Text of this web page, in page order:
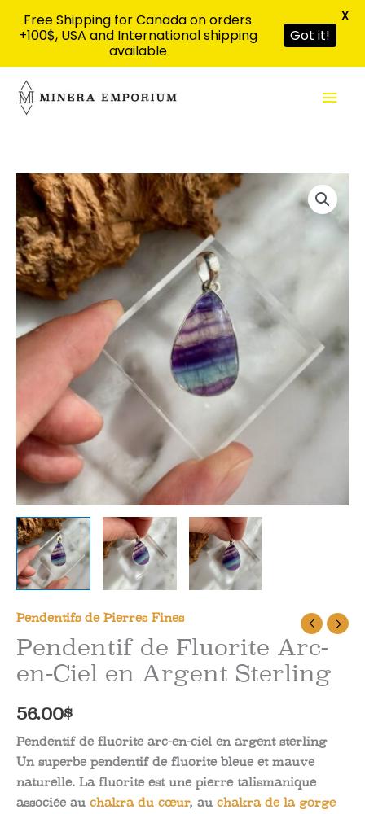
contenu
Pendentifs de Pierres Fines
Pendentif de Fluorite Arc-
en-Ciel en Argent Sterling
56.00$
Pendentif de fluorite arc-en-ciel en argent sterling
Un superbe pendentif de fluorite bleue et mauve
naturelle. La fluorite est une pierre talismanique
associée au chakra du cœur, au chakra de la gorge
Free Shipping for Canada on orders
+100$, USA and International shipping
available
Got it!
X